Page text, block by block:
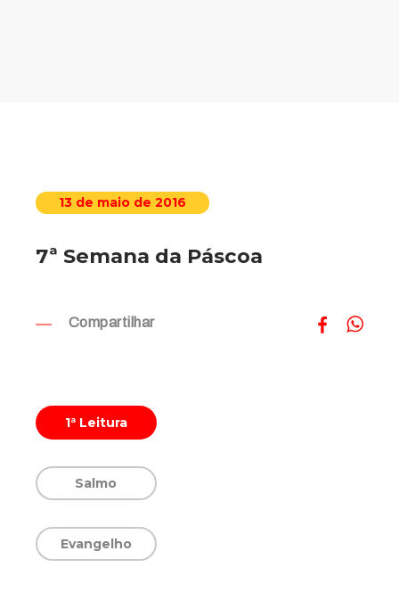
13 de maio de 2016
7ª Semana da Páscoa
Compartilhar
1ª Leitura
Salmo
Evangelho